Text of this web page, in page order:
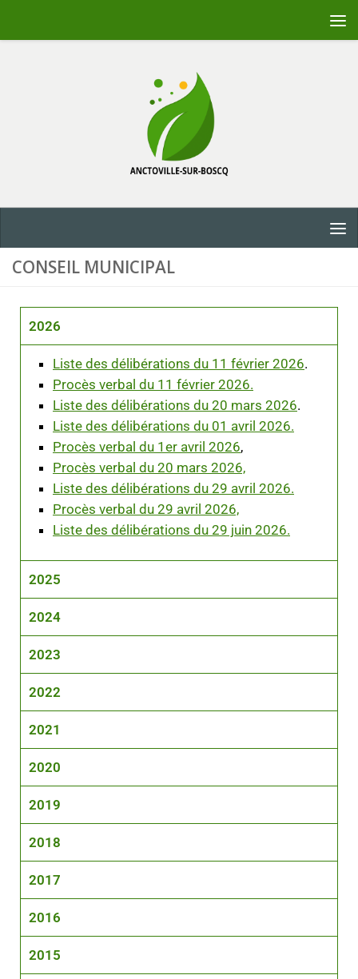
CONSEIL MUNICIPAL
2026
Liste des délibérations du 11 février 2026.
Procès verbal du 11 février 2026.
Liste des délibérations du 20 mars 2026.
Liste des délibérations du 01 avril 2026.
Procès verbal du 1er avril 2026,
Procès verbal du 20 mars 2026,
Liste des délibérations du 29 avril 2026.
Procès verbal du 29 avril 2026,
Liste des délibérations du 29 juin 2026.
2025
2024
2023
2022
2021
2020
2019
2018
2017
2016
2015